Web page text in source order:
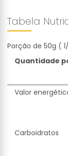
Tabela
Porção de 50g (
Quantidade
Valor
Carboidratos